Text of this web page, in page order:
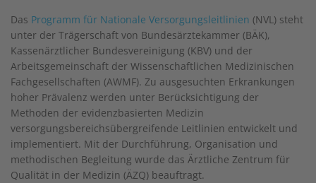
Das Programm für Nationale Versorgungsleitlinien (NVL) steht
unter der Trägerschaft von Bundesärztekammer (BÄK),
Kassenärztlicher Bundesvereinigung (KBV) und der
Arbeitsgemeinschaft der Wissenschaftlichen Medizinischen
Fachgesellschaften (AWMF). Zu ausgesuchten Erkrankungen
hoher Prävalenz werden unter Berücksichtigung der
Methoden der evidenzbasierten Medizin
versorgungsbereichsübergreifende Leitlinien entwickelt und
implementiert. Mit der Durchführung, Organisation und
methodischen Begleitung wurde das Ärztliche Zentrum für
Qualität in der Medizin (ÄZQ) beauftragt.